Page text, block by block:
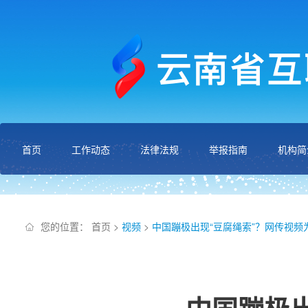
首页 工作动态 法律法规 举报指南 机构
您的位置： 首页 > 视频 > 中国蹦极出现“豆腐绳索”？网传视频